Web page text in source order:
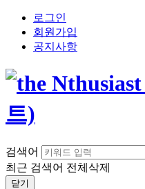
로그인
회원가입
공지사항
검색어
최근 검색어 전체삭제
닫기